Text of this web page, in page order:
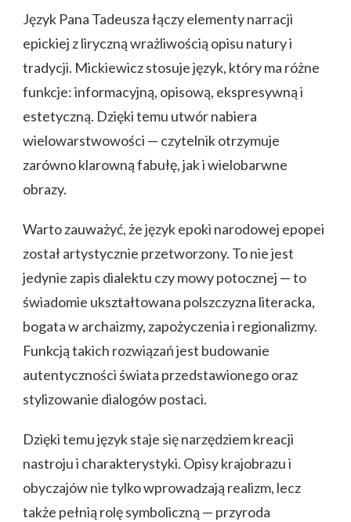
Język Pana Tadeusza łączy elementy narracji
epickiej z liryczną wrażliwością opisu natury i
tradycji. Mickiewicz stosuje język, który ma różne
funkcje: informacyjną, opisową, ekspresywną i
estetyczną. Dzięki temu utwór nabiera
wielowarstwowości — czytelnik otrzymuje
zarówno klarowną fabułę, jak i wielobarwne
obrazy.
Warto zauważyć, że język epoki narodowej epopei
został artystycznie przetworzony. To nie jest
jedynie zapis dialektu czy mowy potocznej — to
świadomie ukształtowana polszczyzna literacka,
bogata w archaizmy, zapożyczenia i regionalizmy.
Funkcją takich rozwiązań jest budowanie
autentyczności świata przedstawionego oraz
stylizowanie dialogów postaci.
Dzięki temu język staje się narzędziem kreacji
nastroju i charakterystyki. Opisy krajobrazu i
obyczajów nie tylko wprowadzają realizm, lecz
także pełnią rolę symboliczną — przyroda